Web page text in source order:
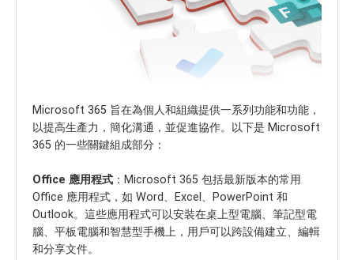
Microsoft 365 旨在為個人和組織提供一系列功能和功能，
以提高生產力，簡化溝通，並促進協作。以下是 Microsoft
365 的一些關鍵組成部分：
Office 應用程式 ：Microsoft 365 包括最新版本的常用
Office 應用程式，如 Word、Excel、PowerPoint 和
Outlook。這些應用程式可以安裝在桌上型電腦、筆記型電
腦、平板電腦和智慧型手機上，用戶可以跨設備建立、編輯
和分享文件。